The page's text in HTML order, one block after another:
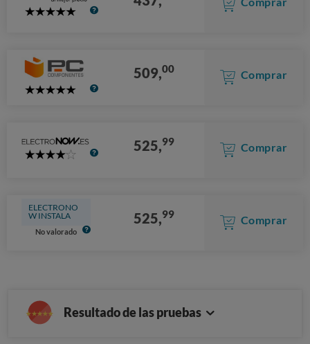
5
5
509,00 Comprar
4
525,99 Comprar
ELECTRONO
W INSTALA
No valorado
525,99 Comprar
Resultado de las pruebas